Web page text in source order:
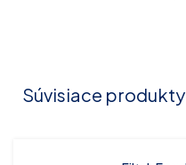
Súvisiace produkty